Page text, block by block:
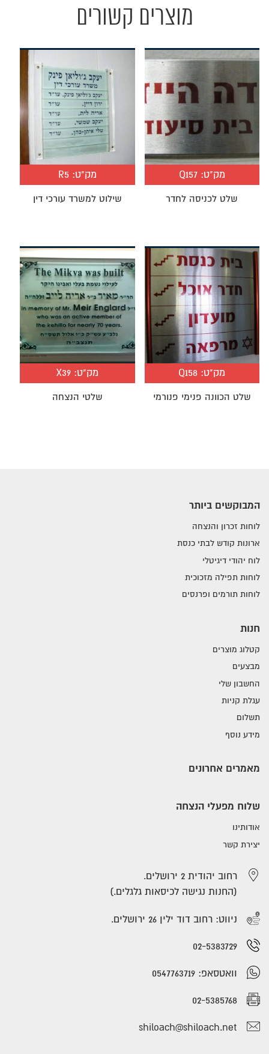
מוצרים קשורים
מק"ט:Q157
שלט לכניסה לחדר
מק"ט:R5
שילוט למשרד עורכי דין
מק"ט: Q158
שלט הכוונה פנימי פנורמי
מק"ט:X39
שלטי הנצחה
המבוקשים ביותר
לוחות זכרון והנצחה
ארונות קודש לבתי כנסת
לוח יהודי דיגיטלי
לוחות תפילה מזכוכית
לוחות תורמים ופרנסים
חנות
קטלוג מוצרים
מבצעים
החשבון שלי
עגלת קניות
תשלום
מידע נוסף
מאמרים אחרונים
שלוח מפעלי הנצחה
אודותינו
יצירת קשר
רחוב יהודית 2 ירושלים.
(החנות נגישה לכיסאות גלגלים.)
ניווט: רחוב דוד ילין 26 ירושלים.
02-5383729
וואטסאפ: 0547763719
02-5385768
shiloach@shiloach.net